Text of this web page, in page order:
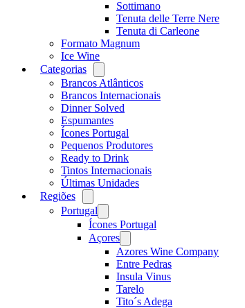
Sottimano
Tenuta delle Terre Nere
Tenuta di Carleone
Formato Magnum
Ice Wine
Categorias
menu
Brancos Atlânticos
Brancos Internacionais
Dinner Solved
Espumantes
Ícones Portugal
Pequenos Produtores
Ready to Drink
Tintos Internacionais
Últimas Unidades
Regiões
menu
Portugal
menu
Ícones Portugal
Açores
menu
Azores Wine Company
Entre Pedras
Insula Vinus
Tarelo
Tito´s Adega